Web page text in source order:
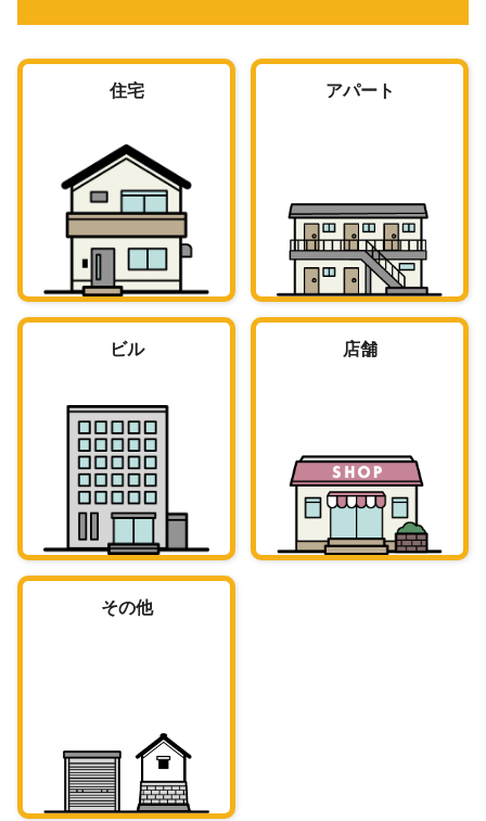
住宅 アパート
ビル 店舗
その他